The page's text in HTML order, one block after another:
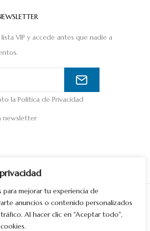
para mejorar tu experiencia de
anuncios o contenido personalizados
Al hacer clic en "Aceptar todo",
VIP y accede antes que nadie a
la Política de Privacidad
newsletter
Diseñado porDivinamente Creativos